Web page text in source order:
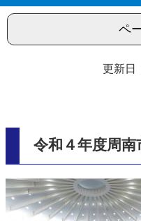
ペ
更新日
令和４年度周